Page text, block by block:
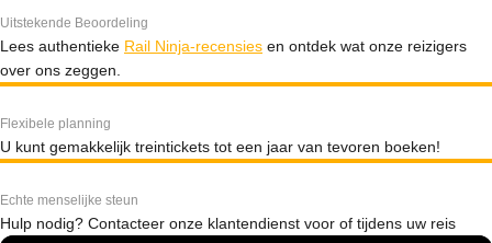
Uitstekende Beoordeling
Lees authentieke Rail Ninja-recensies en ontdek wat onze reizigers
over ons zeggen.
Flexibele planning
U kunt gemakkelijk treintickets tot een jaar van tevoren boeken!
Echte menselijke steun
Hulp nodig? Contacteer onze klantendienst voor of tijdens uw reis